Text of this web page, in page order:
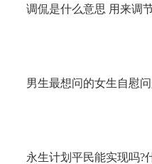
调侃是什么意思 用来调
男生最想问的女生自慰
永生计划平民能实现吗?